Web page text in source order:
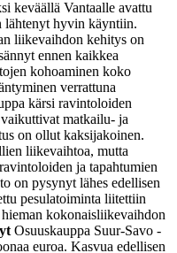
keväällä Vantaalle avattu
lähtenyt hyvin käyntiin.
liikevaihdon kehitys on
ennen kaikkea
kohoaminen koko
verrattuna
kärsi ravintoloiden
matkailu- ja
on ollut kaksijakoinen.
liikevaihtoa, mutta
ja tapahtumien
on pysynyt lähes edellisen
pesulatoiminta liitettiin
kokonaisliikevaihdon
Osuuskauppa Suur-Savo -
euroa. Kasvua edellisen